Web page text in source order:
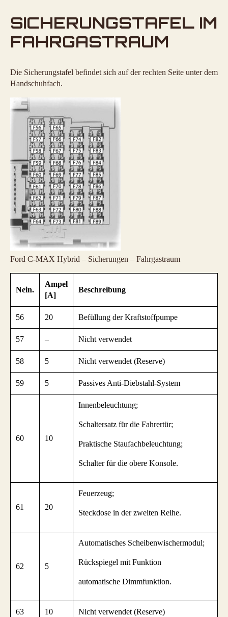
SICHERUNGSTAFEL IM
FAHRGASTRAUM
Die Sicherungstafel befindet sich auf der rechten Seite unter dem
Handschuhfach.
Ford C-MAX Hybrid – Sicherungen – Fahrgastraum
Nein.
Ampel
[A]
Beschreibung
56 20 Befüllung der Kraftstoffpumpe
57 – Nicht verwendet
58 5 Nicht verwendet (Reserve)
59 5 Passives Anti-Diebstahl-System
60 10
Innenbeleuchtung;
Schaltersatz für die Fahrertür;
Praktische Staufachbeleuchtung;
Schalter für die obere Konsole.
61 20
Feuerzeug;
Steckdose in der zweiten Reihe.
62 5
Automatisches Scheibenwischermodul;
Rückspiegel mit Funktion
automatische Dimmfunktion.
63 10 Nicht verwendet (Reserve)